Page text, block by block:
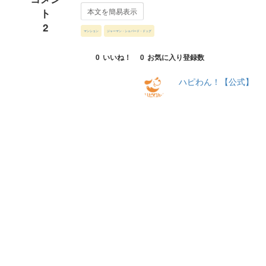
ト
2
本文を簡易表示
マンション ジャーマン・シェパード・ドッグ
0 いいね！ 0 お気に入り登録数
ハピわん！【公式】